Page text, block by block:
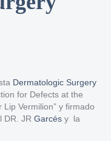
Dermatologic Surgery
for Defects at the
Vermilion” y firmado
DR. JR Garcés y la